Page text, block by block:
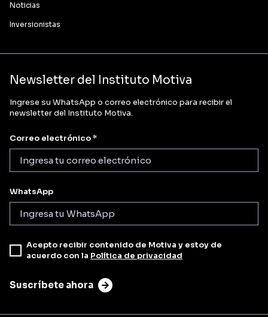
Noticias
Inversionistas
Newsletter del Instituto Motiva
Ingrese su WhatsApp o correo electrónico para recibir el
newsletter del Instituto Motiva.
Correo electrónico *
WhatsApp
Acepto recibir contenido de Motiva y estoy de
acuerdo con la Política de privacidad
Suscríbete ahora